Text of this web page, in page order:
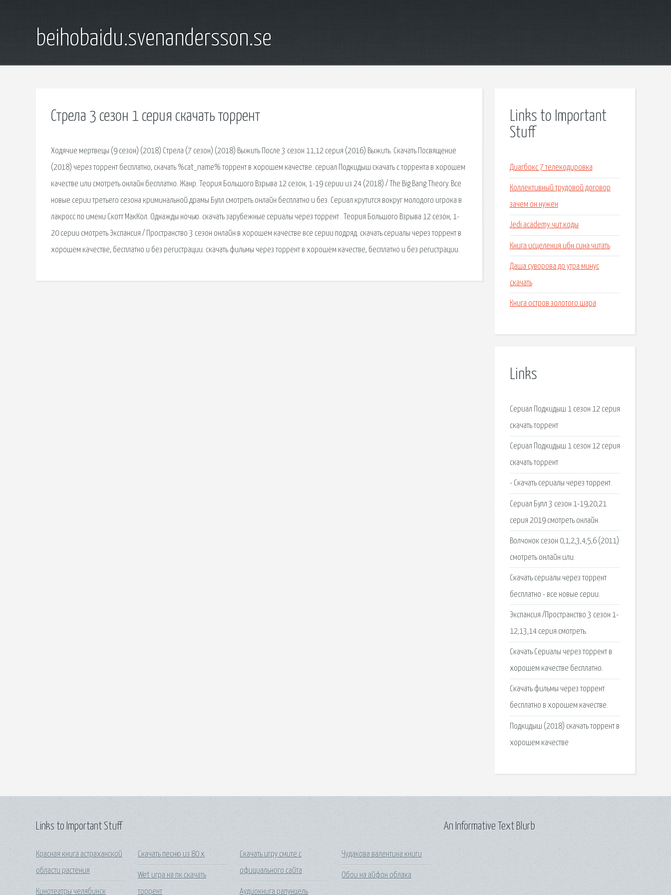
beihobaidu.svenandersson.se
Стрела 3 сезон 1 серия скачать торрент
Ходячие мертвецы (9 сезон) (2018) Стрела (7 сезон) (2018) Выжить После 3 сезон 11,12 серия (2016) Выжить. Скачать Посвящение
(2018) через торрент бесплатно, скачать %cat_name% торрент в хорошем качестве. cериал Подкидыш скачать с торрента в хорошем
качестве или смотреть онлайн бесплатно. Жанр. Теория Большого Взрыва 12 сезон, 1-19 серии из 24 (2018) / The Big Bang Theory. Все
новые серии третьего сезона криминальной драмы Булл смотреть онлайн бесплатно и без. Сериал крутится вокруг молодого игрока в
лакросс по имени Скотт МакКол. Однажды ночью. скачать зарубежные сериалы через торрент . Теория Большого Взрыва 12 сезон, 1-
20 серии cмотреть Экспансия / Пространство 3 сезон онлайн в хорошем качестве все серии подряд. cкачать сериалы через торрент в
хорошем качестве, бесплатно и без регистрации. скачать фильмы через торрент в хорошем качестве, бесплатно и без регистрации.
Links to Important
Stuff
Диагбокс 7 телекодировка
Коллективный трудовой договор
зачем он нужен
Jedi academy чит коды
Книга исцеления ибн сина читать
Даша суворова до утра минус
скачать
Книга остров золотого шара
Links
Сериал Подкидыш 1 сезон 12 серия
скачать торрент
Сериал Подкидыш 1 сезон 12 серия
скачать торрент
- Скачать сериалы через торрент.
Сериал Булл 3 сезон 1-19,20,21
серия 2019 смотреть онлайн.
Волчонок сезон 0,1,2,3,4,5,6 (2011)
смотреть онлайн или.
Скачать сериалы через торрент
бесплатно - все новые серии.
Экспансия /Пространство 3 сезон 1-
12,13,14 серия смотреть.
Скачать Сериалы через торрент в
хорошем качестве бесплатно.
Скачать фильмы через торрент
бесплатно в хорошем качестве.
Подкидыш (2018) скачать торрент в
хорошем качестве
Links to Important Stuff
Красная книга астраханской
области растения
Кинотеатры челябинск
Скачать песню из 80 х
Wet игра на пк скачать
торрент
Скачать игру смите с
официального сайта
Аудиокнига рапунцель
Чудакова валентина книги
Обои на айфон облака
An Informative Text Blurb